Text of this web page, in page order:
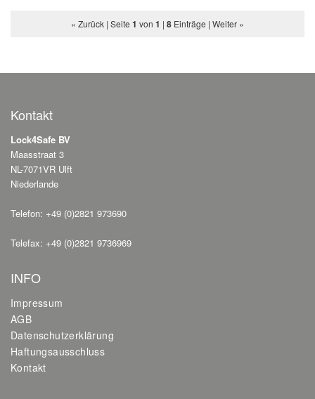
« Zurück | Seite 1 von 1 | 8 Einträge | Weiter »
Kontakt
Lock4Safe BV
Maasstraat 3
NL-7071VR Ulft
Niederlande
Telefon: +49 (0)2821 973690
Telefax: +49 (0)2821 9736969
INFO
Impressum
AGB
Datenschutzerklärung
Haftungsausschluss
Kontakt